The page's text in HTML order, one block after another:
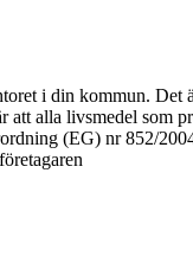
i din kommun. Det
alla livsmedel som
(EG) nr 852/